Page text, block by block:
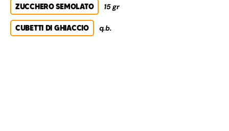
ZUCCHERO SEMOLATO 15 gr
CUBETTI DI GHIACCIO q.b.